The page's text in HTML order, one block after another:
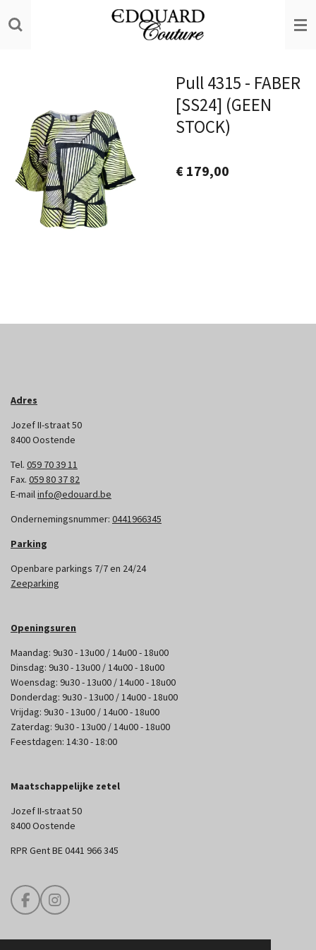
direct
Pull 4315 - FABER
[SS24] (GEEN
STOCK)
€ 179,00
Adres
Jozef II-straat 50
8400 Oostende
Tel. 059 70 39 11
Fax. 059 80 37 82
E-mailinfo@edouard.be
Ondernemingsnummer: 0441966345
Parking
Openbare parkings 7/7 en 24/24
Zeeparking
Openingsuren
Maandag: 9u30 - 13u00 / 14u00 - 18u00
Dinsdag: 9u30 - 13u00 / 14u00 - 18u00
Woensdag: 9u30 - 13u00 / 14u00 - 18u00
Donderdag: 9u30 - 13u00 / 14u00 - 18u00
Vrijdag: 9u30 - 13u00 / 14u00 - 18u00
Zaterdag: 9u30 - 13u00 / 14u00 - 18u00
Feestdagen: 14:30 - 18:00
Maatschappelijke zetel
Jozef II-straat 50
8400 Oostende
RPR Gent BE 0441 966 345
F
a
I
n